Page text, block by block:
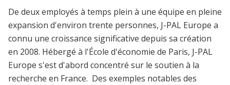
De deux employés à temps plein à une équipe en pleine
expansion d'environ trente personnes, J-PAL Europe a
connu une croissance significative depuis sa création
en 2008. Hébergé à l'École d'économie de Paris, J-PAL
Europe s'est d'abord concentré sur le soutien à la
recherche en France. Des exemples notables des